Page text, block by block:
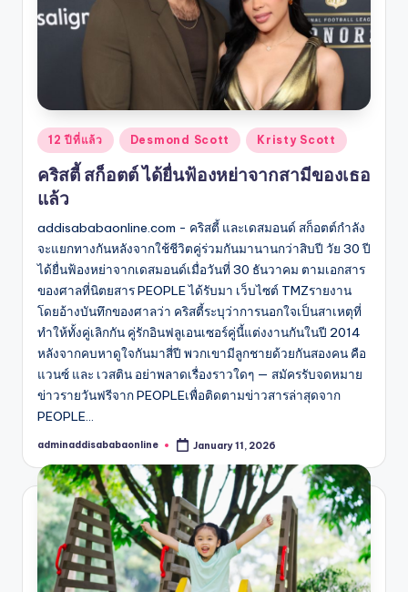
Posted
in
12 ปีที่แล้ว Desmond Scott Kristy Scott
คริสตี้ สก็อตต์ ได้ยื่นฟ้องหย่าจากสามีของเธอ
แล้ว
addisababaonline.com - คริสตี้ และเดสมอนด์ สก็อตต์กำลัง
จะแยกทางกันหลังจากใช้ชีวิตคู่ร่วมกันมานานกว่าสิบปี วัย 30 ปี
ได้ยื่นฟ้องหย่าจากเดสมอนด์เมื่อวันที่ 30 ธันวาคม ตามเอกสาร
ของศาลที่นิตยสาร PEOPLE ได้รับมา เว็บไซต์ TMZรายงาน
โดยอ้างบันทึกของศาลว่า คริสตี้ระบุว่าการนอกใจเป็นสาเหตุที่
ทำให้ทั้งคู่เลิกกัน คู่รักอินฟลูเอนเซอร์คู่นี้แต่งงานกันในปี 2014
หลังจากคบหาดูใจกันมาสี่ปี พวกเขามีลูกชายด้วยกันสองคน คือ
แวนซ์ และ เวสติน อย่าพลาดเรื่องราวใดๆ — สมัครรับจดหมาย
ข่าวรายวันฟรีจาก PEOPLEเพื่อติดตามข่าวสารล่าสุดจาก
PEOPLE…
Posted
adminaddisababaonline January 11, 2026